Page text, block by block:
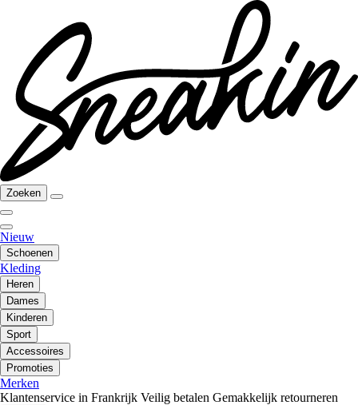
Zoeken
Nieuw
Schoenen
Kleding
Heren
Dames
Kinderen
Sport
Accessoires
Promoties
Merken
Klantenservice in Frankrijk Veilig betalen Gemakkelijk retourneren